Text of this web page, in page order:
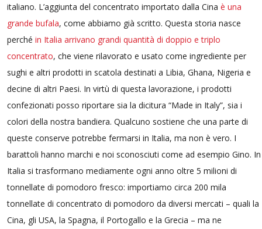
italiano. L’aggiunta del concentrato importato dalla Cina è una
grande bufala, come abbiamo già scritto. Questa storia nasce
perché in Italia arrivano grandi quantità di doppio e triplo
concentrato, che viene rilavorato e usato come ingrediente per
sughi e altri prodotti in scatola destinati a Libia, Ghana, Nigeria e
decine di altri Paesi. In virtù di questa lavorazione, i prodotti
confezionati posso riportare sia la dicitura “Made in Italy”, sia i
colori della nostra bandiera. Qualcuno sostiene che una parte di
queste conserve potrebbe fermarsi in Italia, ma non è vero. I
barattoli hanno marchi e noi sconosciuti come ad esempio Gino. In
Italia si trasformano mediamente ogni anno oltre 5 milioni di
tonnellate di pomodoro fresco: importiamo circa 200 mila
tonnellate di concentrato di pomodoro da diversi mercati – quali la
Cina, gli USA, la Spagna, il Portogallo e la Grecia – ma ne